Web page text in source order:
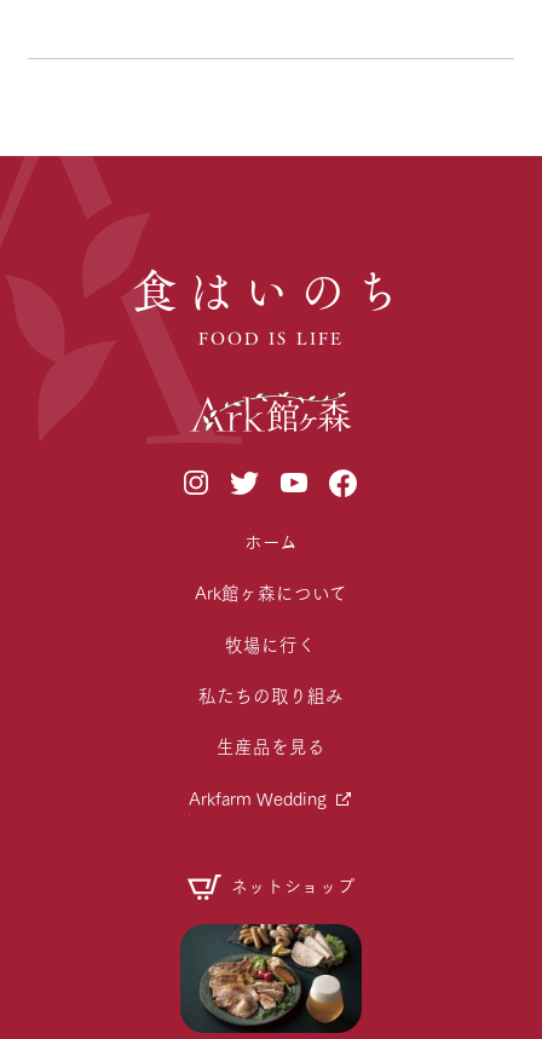
食はいのち
FOOD IS LIFE
ホーム
Ark館ヶ森について
牧場に行く
私たちの取り組み
生産品を見る
Arkfarm Wedding
ネットショップ